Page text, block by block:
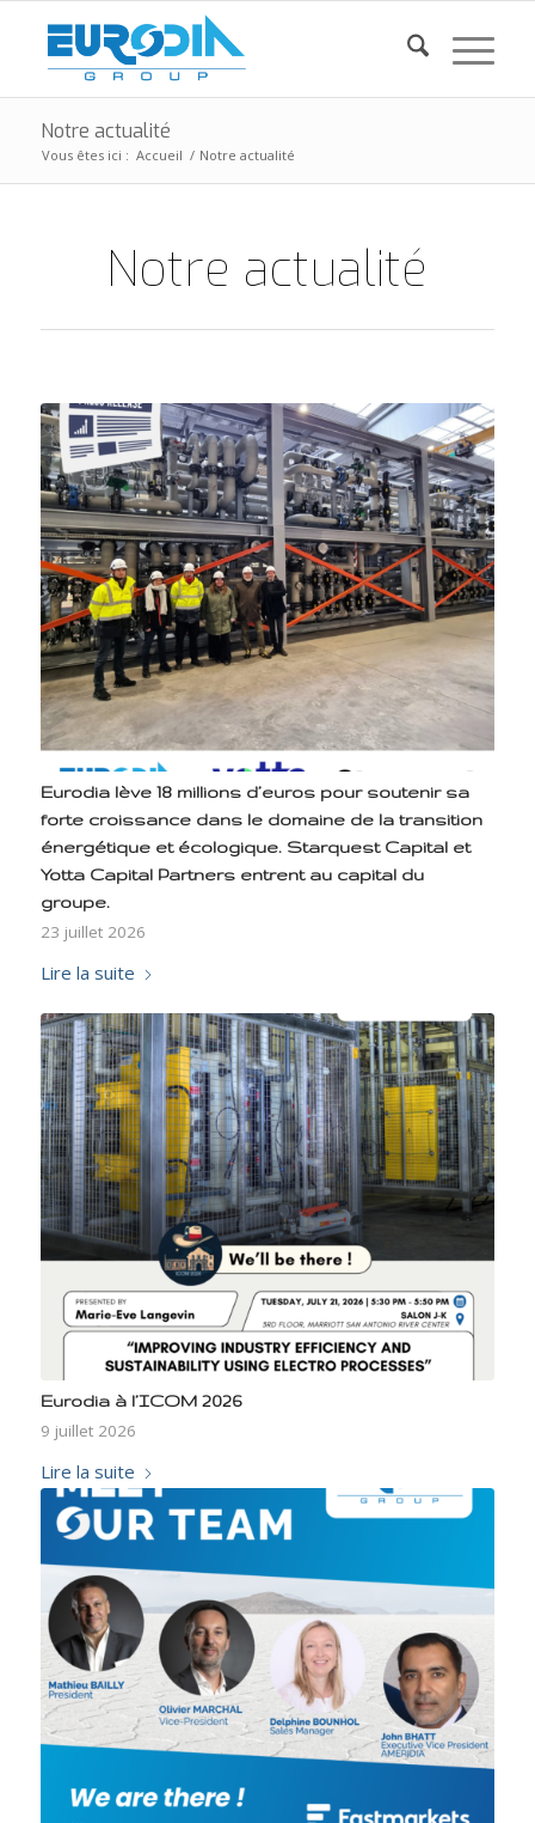
Notre actualité
Vous êtes ici : Accueil / Notre actualité
Notre actualité
Eurodia lève 18 millions d’euros pour soutenir sa
forte croissance dans le domaine de la transition
énergétique et écologique. Starquest Capital et
Yotta Capital Partners entrent au capital du
groupe.
23 juillet 2026
Lire la suite
Eurodia à l’ICOM 2026
9 juillet 2026
Lire la suite